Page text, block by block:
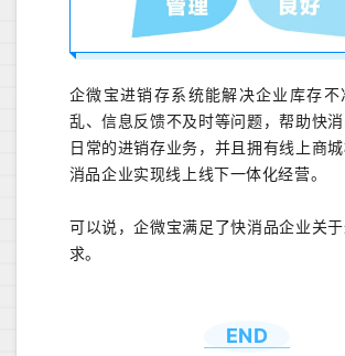
企微宝进销存系统能解决企业库存不
乱、信息反馈不及时等问题，帮助快
日常的进销存业务，并且拥有线上商
消品企业实现线上线下一体化经营。
可以说，企微宝满足了快消品企业关
求。
END